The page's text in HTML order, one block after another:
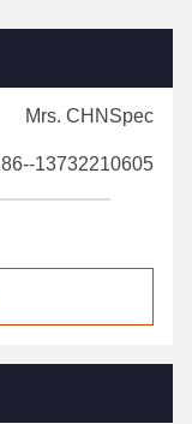
Mrs. CHNSpec
86--13732210605